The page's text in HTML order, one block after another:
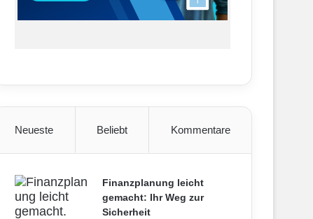
Neueste Beliebt Kommentare
Finanzplanung leicht
gemacht: Ihr Weg zur
Sicherheit